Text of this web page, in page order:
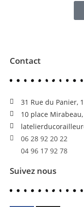
Contact
31 Rue du Panier,
10 place Mirabeau,
06 28 92 20 22
04 96 17 92 78
Suivez nous